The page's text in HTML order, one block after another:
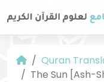
Quran
The Sun [Ash-